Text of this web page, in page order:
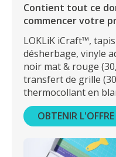
Contient tout ce
commencer votre
LOKLiK iCraft™,
désherbage, vinyle
noir mat & rouge
transfert de grille
thermocollant en
OBTENIR